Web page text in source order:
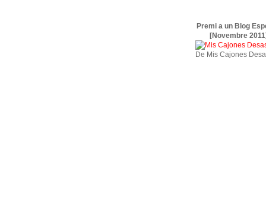
Premi a un Blog
[Novembre
De Mis Cajones